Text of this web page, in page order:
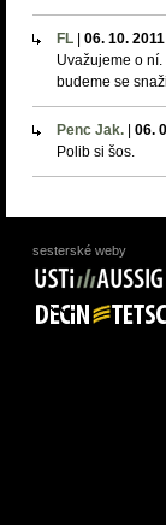
FL 06. 10. 2011
Uvažujeme o
budeme se
Penc Jak. 06.
Polib si šos.
sesterské weby